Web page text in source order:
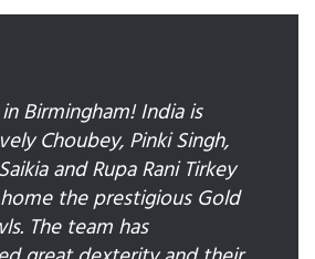
Birmingham! India is
Choubey, Pinki Singh,
and Rupa Rani Tirkey
the prestigious Gold
The team has